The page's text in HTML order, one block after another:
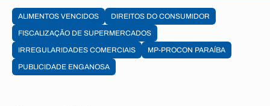
ALIMENTOS VENCIDOS
DIREITOS DO CONSUMIDOR
FISCALIZAÇÃO DE SUPERMERCADOS
IRREGULARIDADES COMERCIAIS
MP-PROCON PARAÍBA
PUBLICIDADE ENGANOSA